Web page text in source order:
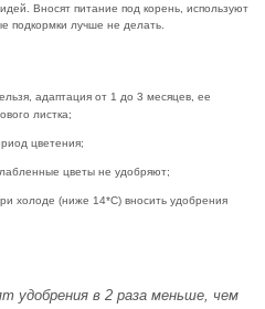
Вносят питание под корень, используют
подкормки лучше не делать.
адаптация от 1 до 3 месяцев, ее
листка;
цветения;
цветы не удобряют;
холоде (ниже 14*С) вносить удобрения
удобрения в 2 раза меньше, чем